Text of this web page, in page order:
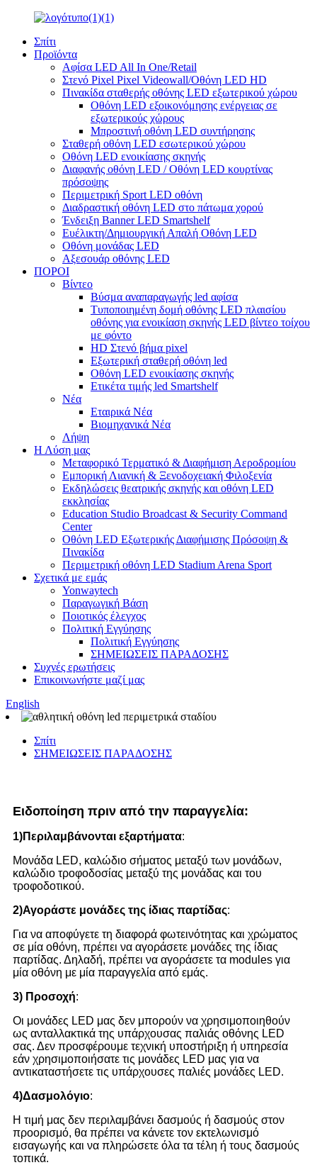
Σπίτι
Προϊόντα
Αφίσα LED All In One/Retail
Στενό Pixel Pixel Videowall/Οθόνη LED HD
Πινακίδα σταθερής οθόνης LED εξωτερικού χώρου
Οθόνη LED εξοικονόμησης ενέργειας σε
εξωτερικούς χώρους
Μπροστινή οθόνη LED συντήρησης
Σταθερή οθόνη LED εσωτερικού χώρου
Οθόνη LED ενοικίασης σκηνής
Διαφανής οθόνη LED / Οθόνη LED κουρτίνας
πρόσοψης
Περιμετρική Sport LED οθόνη
Διαδραστική οθόνη LED στο πάτωμα χορού
Ένδειξη Banner LED Smartshelf
Ευέλικτη/Δημιουργική Απαλή Οθόνη LED
Οθόνη μονάδας LED
Αξεσουάρ οθόνης LED
ΠΟΡΟΙ
Βίντεο
Βύσμα αναπαραγωγής led αφίσα
Τυποποιημένη δομή οθόνης LED πλαισίου
οθόνης για ενοικίαση σκηνής LED βίντεο τοίχου
με φόντο
HD Στενό βήμα pixel
Εξωτερική σταθερή οθόνη led
Οθόνη LED ενοικίασης σκηνής
Ετικέτα τιμής led Smartshelf
Νέα
Εταιρικά Νέα
Βιομηχανικά Νέα
Λήψη
Η Λύση μας
Μεταφορικό Τερματικό & Διαφήμιση Αεροδρομίου
Εμπορική Λιανική & Ξενοδοχειακή Φιλοξενία
Εκδηλώσεις θεατρικής σκηνής και οθόνη LED
εκκλησίας
Education Studio Broadcast & Security Command
Center
Οθόνη LED Εξωτερικής Διαφήμισης Πρόσοψη &
Πινακίδα
Περιμετρική οθόνη LED Stadium Arena Sport
Σχετικά με εμάς
Yonwaytech
Παραγωγική Βάση
Ποιοτικός έλεγχος
Πολιτική Εγγύησης
Πολιτική Εγγύησης
ΣΗΜΕΙΩΣΕΙΣ ΠΑΡΑΔΟΣΗΣ
Συχνές ερωτήσεις
Επικοινωνήστε μαζί μας
English
Σπίτι
ΣΗΜΕΙΩΣΕΙΣ ΠΑΡΑΔΟΣΗΣ
Ειδοποίηση πριν από την παραγγελία:
1)Περιλαμβάνονται εξαρτήματα:
Μονάδα LED, καλώδιο σήματος μεταξύ των μονάδων,
καλώδιο τροφοδοσίας μεταξύ της μονάδας και του
τροφοδοτικού.
2)Αγοράστε μονάδες της ίδιας παρτίδας:
Για να αποφύγετε τη διαφορά φωτεινότητας και χρώματος
σε μία οθόνη, πρέπει να αγοράσετε μονάδες της ίδιας
παρτίδας. Δηλαδή, πρέπει να αγοράσετε τα modules για
μία οθόνη με μία παραγγελία από εμάς.
3) Προσοχή:
Οι μονάδες LED μας δεν μπορούν να χρησιμοποιηθούν
ως ανταλλακτικά της υπάρχουσας παλιάς οθόνης LED
σας. Δεν προσφέρουμε τεχνική υποστήριξη ή υπηρεσία
εάν χρησιμοποιήσατε τις μονάδες LED μας για να
αντικαταστήσετε τις υπάρχουσες παλιές μονάδες LED.
4)Δασμολόγιο:
Η τιμή μας δεν περιλαμβάνει δασμούς ή δασμούς στον
προορισμό, θα πρέπει να κάνετε τον εκτελωνισμό
εισαγωγής και να πληρώσετε όλα τα τέλη ή τους δασμούς
τοπικά.